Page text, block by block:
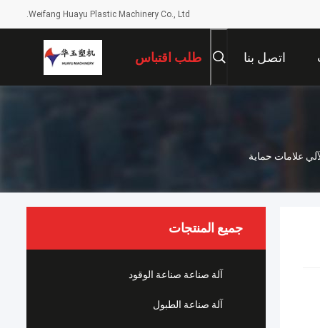
Weifang Huayu Plastic Machinery Co., Ltd.
اتصل بنا طلب اقتباس
جميع المنتجات
آلة صناعة صناعة الوقود
آلة صناعة الطبول